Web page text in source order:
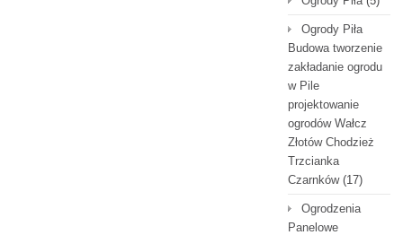
Ogrody Piła
Budowa tworzenie
zakładanie ogrodu
w Pile
projektowanie
ogrodów Wałcz
Złotów Chodzież
Trzcianka
Czarnków(17)
Ogrodzenia
Panelowe